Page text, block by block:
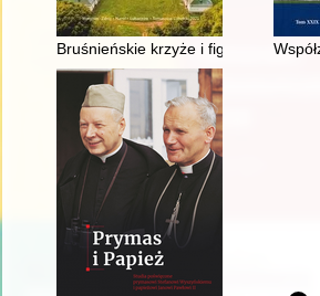
Bruśnieńskie krzyże i figury